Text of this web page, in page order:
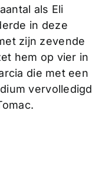
als Eli
in deze
zijn zevende
hem op vier in
die met een
vervolledigd